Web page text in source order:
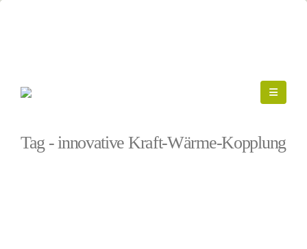
Tag - innovative Kraft-Wärme-Kopplung